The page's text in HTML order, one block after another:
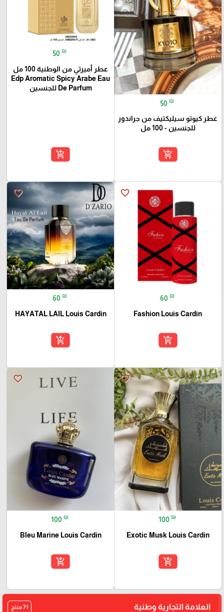
50 ₪
عطر كيوتو سيليكتيف من جراندور
للجنسين - 100 مل
add_shopping_cart
50 ₪
عطر أميرتي من الوطنية 100 مل
Edp Aromatic Spicy Arabe Eau
De Parfum للجنسين
add_shopping_cart
favorite_border
60 ₪
Fashion Louis Cardin
add_shopping_cart
favorite_border
60 ₪
HAYATAL LAIL Louis Cardin
add_shopping_cart
favorite_border
100 ₪
Exotic Musk Louis Cardin
add_shopping_cart
favorite_border
100 ₪
Bleu Marine Louis Cardin
add_shopping_cart
العلامة التجارية وطنية 71 منتج